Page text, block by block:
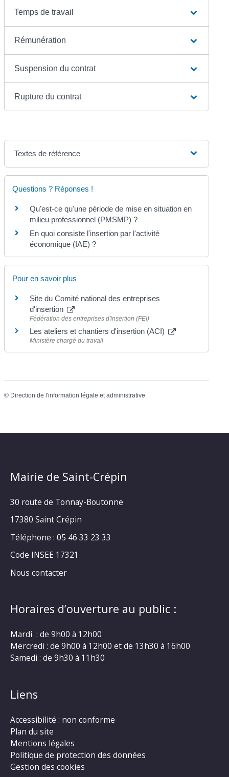
Temps de travail
Rémunération
Suspension du contrat
Rupture du contrat
Textes de référence
Questions ? Réponses !
Qu'est-ce qu'une période de mise en situation en
milieu professionnel (PMSMP) ?
En quoi consiste l'insertion par l'activité
économique (IAE) ?
Pour en savoir plus
Site du Comité national des entreprises
d'insertion
Fédération des entreprises d'insertion (FEI)
Les ateliers et chantiers d'insertion (ACI)
Ministère chargé du travail
© Direction de l'information légale et administrative
Mairie de Saint-Crépin
30 route de Tonnay-Boutonne
17380 Saint Crépin
Téléphone : 05 46 33 23 33
Code INSEE 17321
Nous contacter
Horaires d’ouverture au public :
Mardi : de 9h00 à 12h00
Mercredi : de 9h00 à 12h00 et de 13h30 à 16h00
Samedi : de 9h30 à 11h30
Liens
Accessibilité : non conforme
Plan du site
Mentions légales
Politique de protection des données
Gestion des cookies